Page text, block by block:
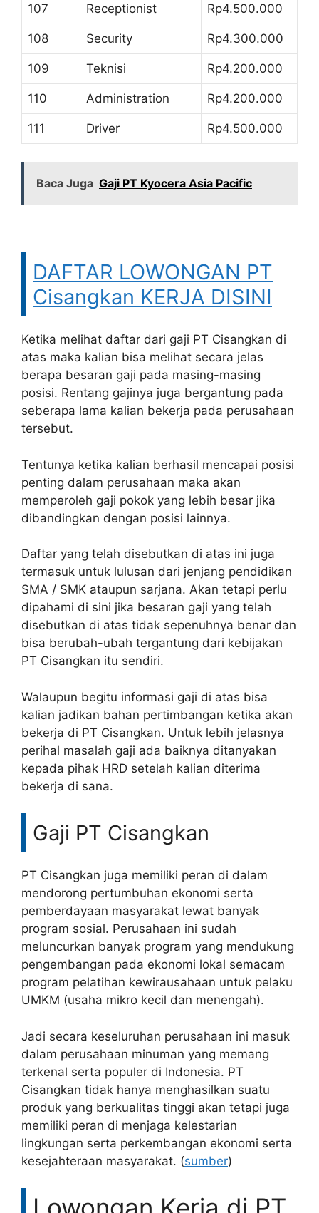
107 Receptionist Rp4.500.000
108 Security Rp4.300.000
109 Teknisi Rp4.200.000
110 Administration Rp4.200.000
111 Driver Rp4.500.000
Baca Juga Gaji PT Kyocera Asia Pacific
DAFTAR LOWONGAN PT
Cisangkan KERJA DISINI
Ketika melihat daftar dari gaji PT Cisangkan di
atas maka kalian bisa melihat secara jelas
berapa besaran gaji pada masing-masing
posisi. Rentang gajinya juga bergantung pada
seberapa lama kalian bekerja pada perusahaan
tersebut.
Tentunya ketika kalian berhasil mencapai posisi
penting dalam perusahaan maka akan
memperoleh gaji pokok yang lebih besar jika
dibandingkan dengan posisi lainnya.
Daftar yang telah disebutkan di atas ini juga
termasuk untuk lulusan dari jenjang pendidikan
SMA / SMK ataupun sarjana. Akan tetapi perlu
dipahami di sini jika besaran gaji yang telah
disebutkan di atas tidak sepenuhnya benar dan
bisa berubah-ubah tergantung dari kebijakan
PT Cisangkan itu sendiri.
Walaupun begitu informasi gaji di atas bisa
kalian jadikan bahan pertimbangan ketika akan
bekerja di PT Cisangkan. Untuk lebih jelasnya
perihal masalah gaji ada baiknya ditanyakan
kepada pihak HRD setelah kalian diterima
bekerja di sana.
Gaji PT Cisangkan
PT Cisangkan juga memiliki peran di dalam
mendorong pertumbuhan ekonomi serta
pemberdayaan masyarakat lewat banyak
program sosial. Perusahaan ini sudah
meluncurkan banyak program yang mendukung
pengembangan pada ekonomi lokal semacam
program pelatihan kewirausahaan untuk pelaku
UMKM (usaha mikro kecil dan menengah).
Jadi secara keseluruhan perusahaan ini masuk
dalam perusahaan minuman yang memang
terkenal serta populer di Indonesia. PT
Cisangkan tidak hanya menghasilkan suatu
produk yang berkualitas tinggi akan tetapi juga
memiliki peran di menjaga kelestarian
lingkungan serta perkembangan ekonomi serta
kesejahteraan masyarakat. (sumber)